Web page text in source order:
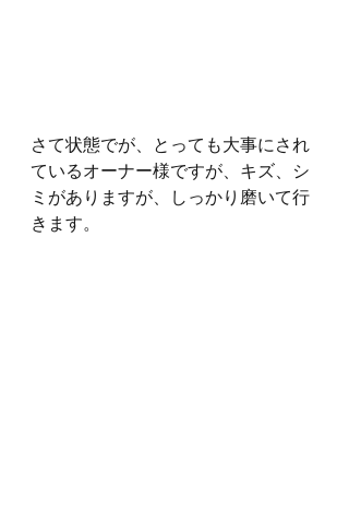
さて状態でが、とっても大事にされ
ているオーナー様ですが、キズ、シ
ミがありますが、しっかり磨いて行
きます。